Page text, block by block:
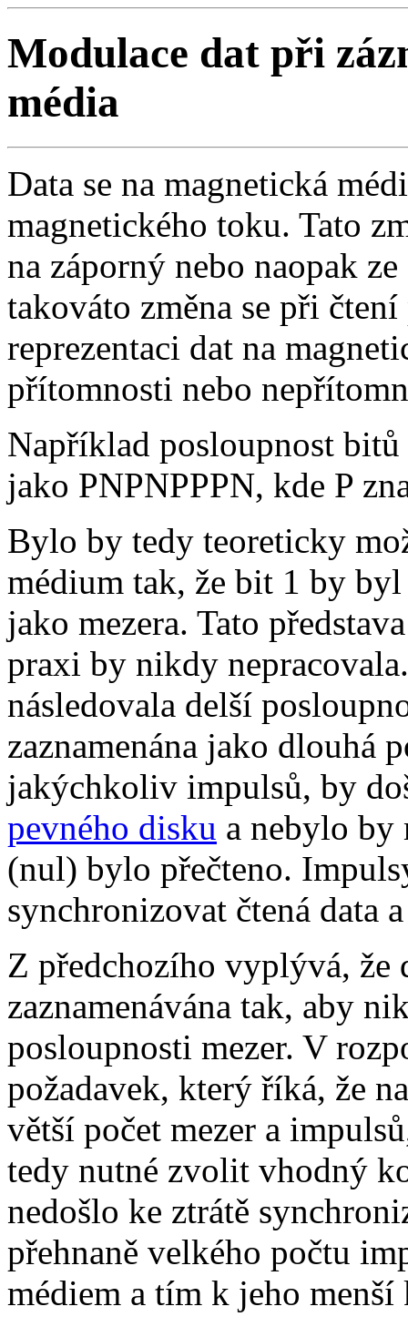
Modulace dat při
média
Data se na magnetická
magnetického toku. Tato
na záporný nebo naopak
takováto změna se při
reprezentaci dat na
přítomnosti nebo
Například posloupnost
jako PNPNPPPN, kde P
Bylo by tedy teoreticky
médium tak, že bit 1 by
jako mezera. Tato
praxi by nikdy
následovala delší
zaznamenána jako dlouhá
jakýchkoliv impulsů, by
pevného disku a nebylo by
(nul) bylo přečteno.
synchronizovat čtená data
Z předchozího vyplývá, že
zaznamenávána tak, aby
posloupnosti mezer. V
požadavek, který říká, že
větší počet mezer a
tedy nutné zvolit vhodný
nedošlo ke ztrátě
přehnaně velkého počtu
médiem a tím k jeho menší